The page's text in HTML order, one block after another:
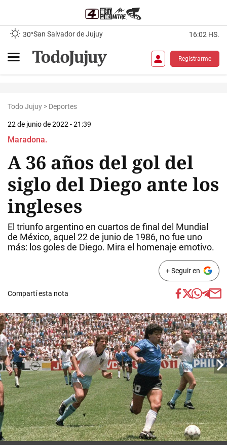
30°San Salvador de Jujuy 16:02 HS.
Registrarme
Todo Jujuy > Deportes
22 de junio de 2022 - 21:39
Maradona.
A 36 años del gol del
siglo del Diego ante los
ingleses
El triunfo argentino en cuartos de final del Mundial
de México, aquel 22 de junio de 1986, no fue uno
más: los goles de Diego. Mira el homenaje emotivo.
+ Seguir en
Compartí esta nota